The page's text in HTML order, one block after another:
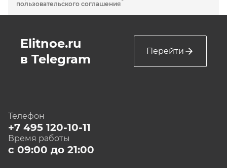
пользовательского соглашения
Elitnoe.ru
в Telegram
Перейти
Телефон
+7 495 120-10-11
Время работы
с 09:00 до 21:00